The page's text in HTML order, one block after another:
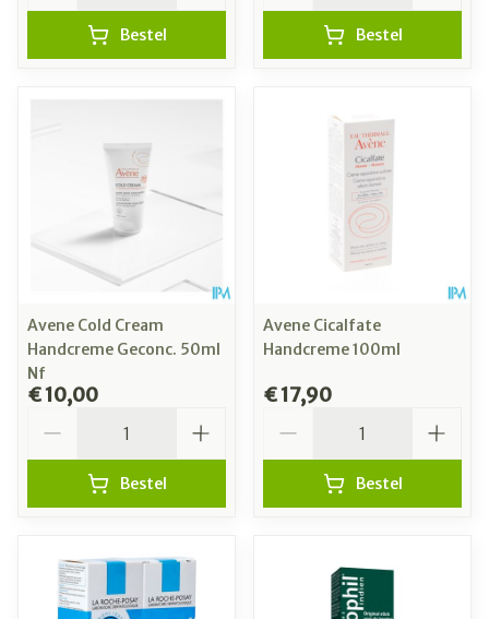
Bestel Bestel
Avene Cold Cream
Handcreme Geconc. 50ml
Nf
€ 10,00
Bestel
Avene Cicalfate
Handcreme 100ml
€ 17,90
Bestel